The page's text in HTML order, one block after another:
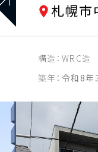
札幌市
構造： WRC造
築年： 令和8年